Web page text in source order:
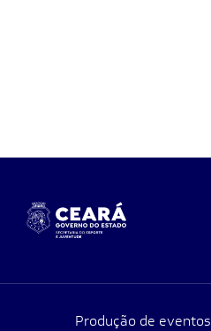
Produção de eventos